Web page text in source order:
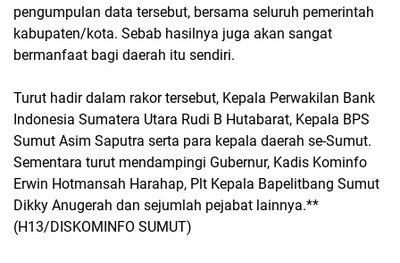
pengumpulan data tersebut, bersama seluruh pemerintah
kabupaten/kota. Sebab hasilnya juga akan sangat
bermanfaat bagi daerah itu sendiri.
Turut hadir dalam rakor tersebut, Kepala Perwakilan Bank
Indonesia Sumatera Utara Rudi B Hutabarat, Kepala BPS
Sumut Asim Saputra serta para kepala daerah se-Sumut.
Sementara turut mendampingi Gubernur, Kadis Kominfo
Erwin Hotmansah Harahap, Plt Kepala Bapelitbang Sumut
Dikky Anugerah dan sejumlah pejabat lainnya.**
(H13/DISKOMINFO SUMUT)